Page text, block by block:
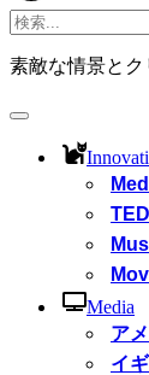
ン
メ
ニ
ュ
検
索...
素敵な情景と
ナ
TED
Media
ア
イ